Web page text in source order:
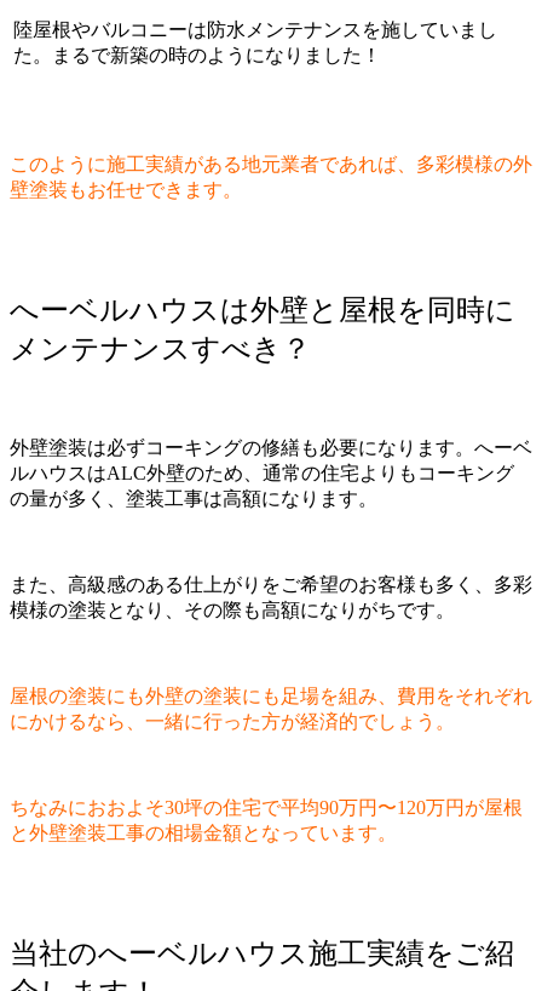
陸屋根やバルコニーは防水メンテナンスを施していまし
た。まるで新築の時のようになりました！
このように施工実績がある地元業者であれば、多彩模様の外
壁塗装もお任せできます。
へーベルハウスは外壁と屋根を同時に
メンテナンスすべき？
外壁塗装は必ずコーキングの修繕も必要になります。へーベ
ルハウスはALC外壁のため、通常の住宅よりもコーキング
の量が多く、塗装工事は高額になります。
また、高級感のある仕上がりをご希望のお客様も多く、多彩
模様の塗装となり、その際も高額になりがちです。
屋根の塗装にも外壁の塗装にも足場を組み、費用をそれぞれ
にかけるなら、一緒に行った方が経済的でしょう。
ちなみにおおよそ30坪の住宅で平均90万円〜120万円が屋根
と外壁塗装工事の相場金額となっています。
当社のへーベルハウス施工実績をご紹